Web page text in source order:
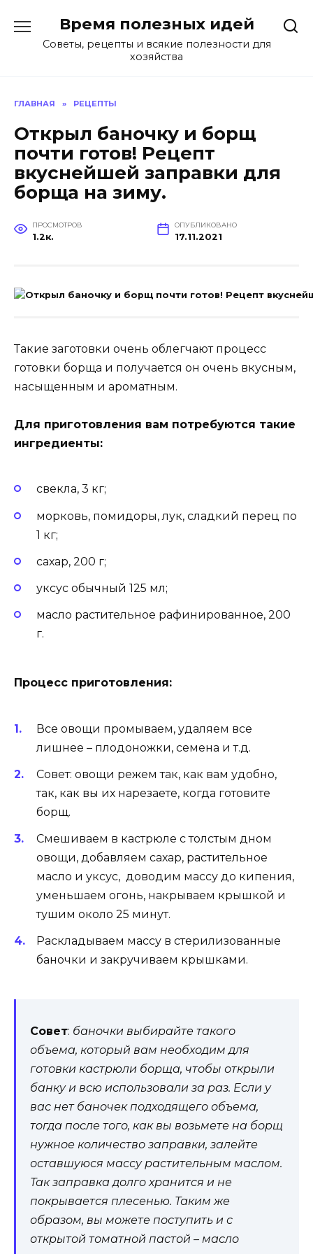
содержанию
Время полезных идей
Советы, рецепты и всякие полезности для
хозяйства
ГЛАВНАЯ » РЕЦЕПТЫ
Открыл баночку и борщ
почти готов! Рецепт
вкуснейшей заправки для
борща на зиму.
ПРОСМОТРОВ
1.2к.
ОПУБЛИКОВАНО
17.11.2021
Такие заготовки очень облегчают процесс
готовки борща и получается он очень вкусным,
насыщенным и ароматным.
Для приготовления вам потребуются такие
ингредиенты:
свекла, 3 кг;
морковь, помидоры, лук, сладкий перец по
1 кг;
сахар, 200 г;
уксус обычный 125 мл;
масло растительное рафинированное, 200
г.
Процесс приготовления:
Все овощи промываем, удаляем все
лишнее – плодоножки, семена и т.д.
Совет: овощи режем так, как вам удобно,
так, как вы их нарезаете, когда готовите
борщ.
Смешиваем в кастрюле с толстым дном
овощи, добавляем сахар, растительное
масло и уксус, доводим массу до кипения,
уменьшаем огонь, накрываем крышкой и
тушим около 25 минут.
Раскладываем массу в стерилизованные
баночки и закручиваем крышками.
Совет: баночки выбирайте такого
объема, который вам необходим для
готовки кастрюли борща, чтобы открыли
банку и всю использовали за раз. Если у
вас нет баночек подходящего объема,
тогда после того, как вы возьмете на борщ
нужное количество заправки, залейте
оставшуюся массу растительным маслом.
Так заправка долго хранится и не
покрывается плесенью. Таким же
образом, вы можете поступить и с
открытой томатной пастой – масло